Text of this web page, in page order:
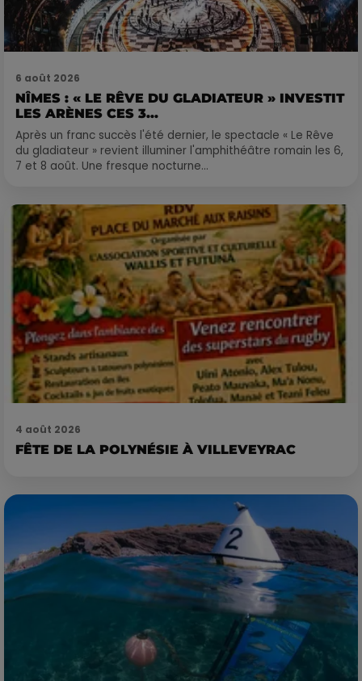
6 août 2026
NÎMES : « LE RÊVE DU GLADIATEUR » INVESTIT
LES ARÈNES CES 3...
Après un franc succès l'été dernier, le spectacle « Le Rêve
du gladiateur » revient illuminer l'amphithéâtre romain les 6,
7 et 8 août. Une fresque nocturne...
4 août 2026
FÊTE DE LA POLYNÉSIE À VILLEVEYRAC